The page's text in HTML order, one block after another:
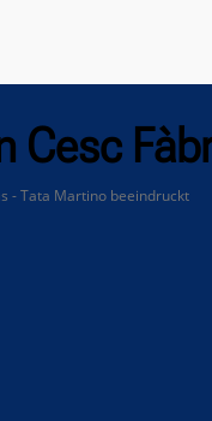
Cesc
- Tata Martino beeindruckt